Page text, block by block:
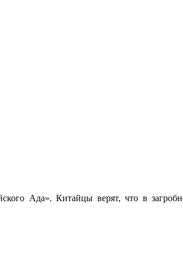
Ада». Китайцы верят, что в